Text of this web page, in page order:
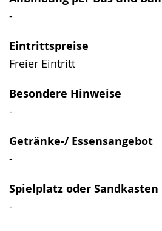
-
Eintrittspreise
Freier Eintritt
Besondere Hinweise
-
Getränke-/ Essensangebot
-
Spielplatz oder Sandkasten
-
wechseln.
Deutscher
wird
angezeigt.